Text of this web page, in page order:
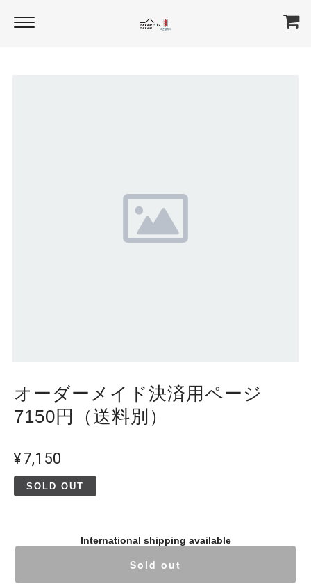
オーダーメイド決済用ページ
7150円（送料別）
¥7,150
SOLD OUT
International shipping available
Sold out